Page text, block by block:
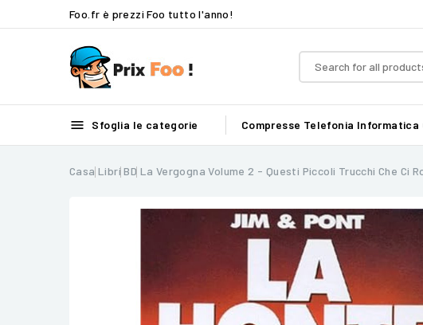
Foo.fr è prezzi Foo tutto l'anno!
 Sfoglia le categorie Compresse Telefonia Informatica
Casa Libri BD La Vergogna Volume 2 - Questi Piccoli Trucchi Che Ci